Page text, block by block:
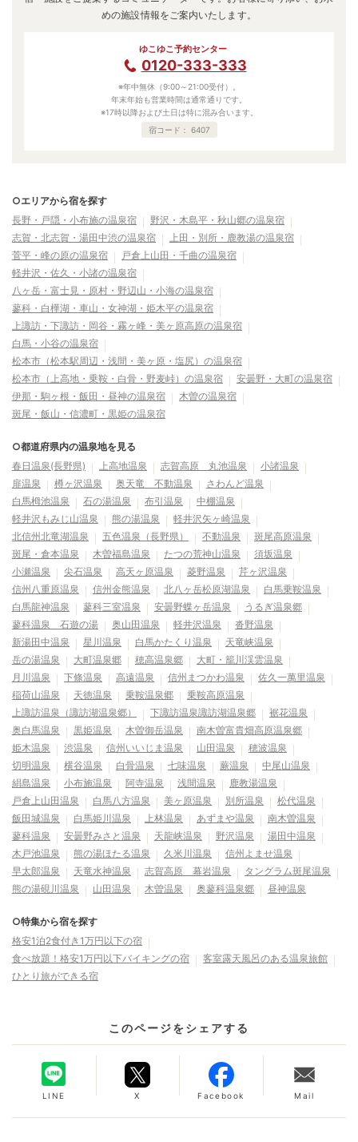
めの施設情報をご案内いたします。
ゆこゆこ予約センター
0120-333-333
※年中無休（9:00～21:00受付）。
年末年始も営業時間は通常通りです。
※17時以降および土日は特に混み合います。
宿コード： 6407
○エリアから宿を探す
長野・戸隠・小布施の温泉宿
野沢・木島平・秋山郷の温泉宿
志賀・北志賀・湯田中渋の温泉宿
上田・別所・鹿教湯の温泉宿
菅平・峰の原の温泉宿
戸倉上山田・千曲の温泉宿
軽井沢・佐久・小諸の温泉宿
八ヶ岳・富士見・原村・野辺山・小海の温泉宿
蓼科・白樺湖・車山・女神湖・姫木平の温泉宿
上諏訪・下諏訪・岡谷・霧ヶ峰・美ヶ原高原の温泉宿
白馬・小谷の温泉宿
松本市（松本駅周辺・浅間・美ヶ原・塩尻）の温泉宿
松本市（上高地・乗鞍・白骨・野麦峠）の温泉宿
安曇野・大町の温泉宿
伊那・駒ヶ根・飯田・昼神の温泉宿
木曽の温泉宿
斑尾・飯山・信濃町・黒姫の温泉宿
○都道府県内の温泉地を見る
春日温泉(長野県)
上高地温泉 志賀高原 丸池温泉
小諸温泉
扉温泉
樽ヶ沢温泉 奥天竜 不動温泉
さわんど温泉
白馬栂池温泉
石の湯温泉 布引温泉
中棚温泉
軽井沢もみじ山温泉
熊の湯温泉
軽井沢矢ヶ崎温泉
北信州北竜湖温泉
五色温泉（長野県） 不動温泉
斑尾高原温泉
斑尾・倉本温泉
木曽福島温泉 たつの荒神山温泉
須坂温泉
小瀬温泉
尖石温泉 高天ヶ原温泉 菱野温泉
芹ヶ沢温泉
信州八重原温泉
信州金熊温泉 北八ヶ岳松原湖温泉
白馬乗鞍温泉
白馬龍神温泉
蓼科三室温泉 安曇野蝶ヶ岳温泉
うるぎ温泉郷
蓼科温泉 石遊の湯
奥山田温泉 軽井沢温泉
沓野温泉
新湯田中温泉
星川温泉 白馬かたくり温泉
天竜峡温泉
岳の湯温泉
大町温泉郷 穂高温泉郷
大町・籠川渓雲温泉
月川温泉
下條温泉 高遠温泉 信州まつかわ温泉
佐久一萬里温泉
稲荷山温泉
天徳温泉 乗鞍温泉郷
乗鞍高原温泉
上諏訪温泉（諏訪湖温泉郷）
下諏訪温泉諏訪湖温泉郷
裾花温泉
奥白馬温泉
黒姫温泉 木曽御岳温泉
南木曽富貴畑高原温泉郷
姫木温泉
渋温泉 信州いいじま温泉 山田温泉
穂波温泉
切明温泉
横谷温泉 白骨温泉 七味温泉 蕨温泉
中尾山温泉
絹島温泉
小布施温泉 阿寺温泉 浅間温泉
鹿教湯温泉
戸倉上山田温泉
白馬八方温泉 美ヶ原温泉 別所温泉
松代温泉
飯田城温泉
白馬姫川温泉 上林温泉 あずまや温泉
南木曽温泉
蓼科温泉
安曇野みさと温泉 天龍峡温泉 野沢温泉
湯田中温泉
木戸池温泉
熊の湯ほたる温泉 久米川温泉
信州よませ温泉
早太郎温泉
天竜水神温泉 志賀高原 幕岩温泉
タングラム斑尾温泉
熊の湯硯川温泉
山田温泉 木曽温泉 奥蓼科温泉郷 昼神温泉
○特集から宿を探す
格安1泊2食付き1万円以下の宿
食べ放題！格安1万円以下バイキングの宿
客室露天風呂のある温泉旅館
ひとり旅ができる宿
このページをシェアする
LINE X Facebook Mail